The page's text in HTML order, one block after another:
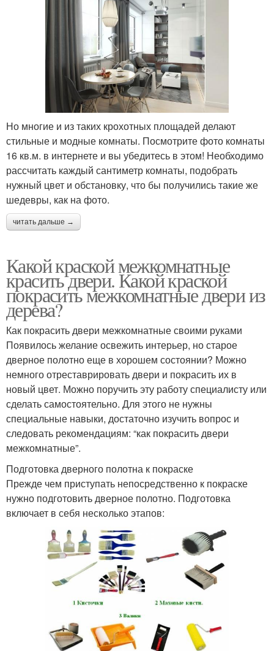
Но многие и из таких крохотных площадей делают
стильные и модные комнаты. Посмотрите фото комнаты
16 кв.м. в интернете и вы убедитесь в этом! Необходимо
рассчитать каждый сантиметр комнаты, подобрать
нужный цвет и обстановку, что бы получились такие же
шедевры, как на фото.
читать дальше →
Какой краской межкомнатные
красить двери. Какой краской
покрасить межкомнатные двери из
дерева?
Как покрасить двери межкомнатные своими руками
Появилось желание освежить интерьер, но старое
дверное полотно еще в хорошем состоянии? Можно
немного отреставрировать двери и покрасить их в
новый цвет. Можно поручить эту работу специалисту или
сделать самостоятельно. Для этого не нужны
специальные навыки, достаточно изучить вопрос и
следовать рекомендациям: “как покрасить двери
межкомнатные”.
Подготовка дверного полотна к покраске
Прежде чем приступать непосредственно к покраске
нужно подготовить дверное полотно. Подготовка
включает в себя несколько этапов: